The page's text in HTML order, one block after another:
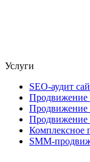
Услуги
SEO-аудит
Продвижение
Продвижение
Продвижение
Комплексное
SMM-